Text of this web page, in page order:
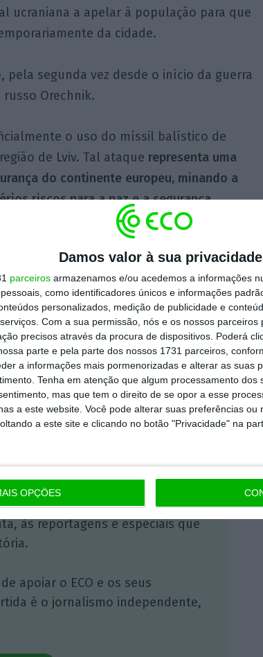
Damos valor à sua privacidade
parceiros armazenamos e/ou acedemos a informações
como identificadores únicos e informações
personalizados, medição de publicidade e
Com a sua permissão, nós e os nossos
precisos através da procura de dispositivos. Poderá
parte e pela parte dos nossos 1731 parceiros,
a informações mais pormenorizadas e alterar as suas
Tenha em atenção que algum processamento dos
mas que tem o direito de se opor a esse
a este website. Você pode alterar suas preferências ou
a este site e clicando no botão "Privacidade" na
OPÇÕES
ucraniana a apelar à população para que
da cidade.
segunda vez desde o início da guerra
Orechnik.
o uso do míssil balístico de
de Lviv. Tal ataque representa uma
do continente europeu, minando a
riscos para a paz e a segurança
na carta.
membros do Conselho – França, Reino
-, disseram fontes diplomáticas à AFP.
https://eco.sapo.pt/2026/01/10/ucrania-forca-reuniao-urgente-do-conselho-de-seguranca-da-onu-apos-novos-ataques-russos/ Copiar
Premium
é mais importante do que
e rigoroso.
e tenha acesso a notícias
às reportagens e especiais que
apoiar o ECO e os seus
é o jornalismo independente,